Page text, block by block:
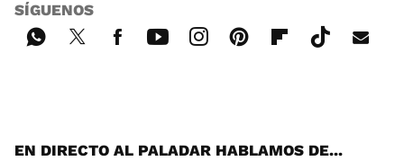
SÍGUENOS
EN DIRECTO AL PALADAR HABLAMOS DE...